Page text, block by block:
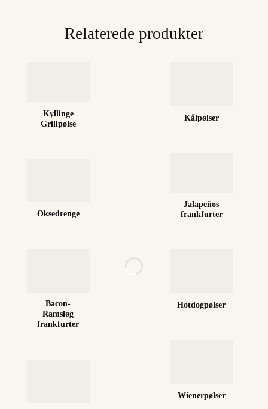
Relaterede produkter
Kyllinge
Grillpølse
Oksedrenge
Bacon-
Ramsløg
frankfurter
Kålpølser
Jalapeños
frankfurter
Hotdogpølser
Wienerpølser